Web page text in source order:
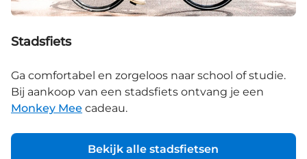
Stadsfiets
Ga comfortabel en zorgeloos naar school of studie.
Bij aankoop van een stadsfiets ontvang je een
Monkey Mee cadeau.
Bekijk alle stadsfietsen